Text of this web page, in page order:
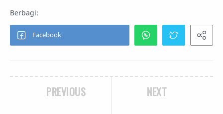
NEXT
PREVIOUS